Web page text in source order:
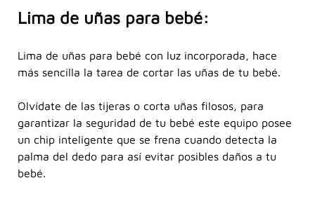
Lima de uñas para bebé:
Lima de uñas para bebé con luz incorporada, hace
más sencilla la tarea de cortar las uñas de tu bebé.
Olvídate de las tijeras o corta uñas filosos, para
garantizar la seguridad de tu bebé este equipo posee
un chip inteligente que se frena cuando detecta la
palma del dedo para así evitar posibles daños a tu
bebé.